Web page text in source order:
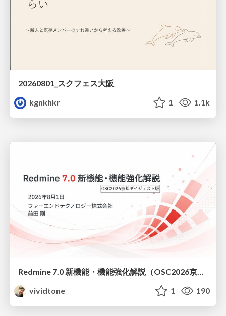
20260801_スクフェス大阪
kgnkhkr
1 1.1k
Redmine 7.0 新機能・機能強化解説（OSC2026京都ダイジェスト版）
vividtone
1 190